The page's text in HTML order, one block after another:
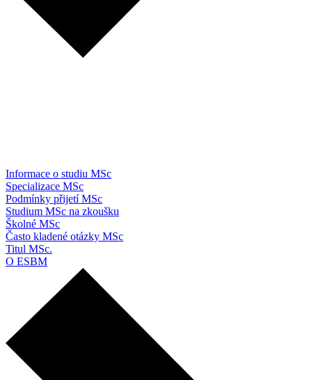
Informace o studiu MSc
Specializace MSc
Podmínky přijetí MSc
Studium MSc na zkoušku
Školné MSc
Často kladené otázky MSc
Titul MSc.
O ESBM